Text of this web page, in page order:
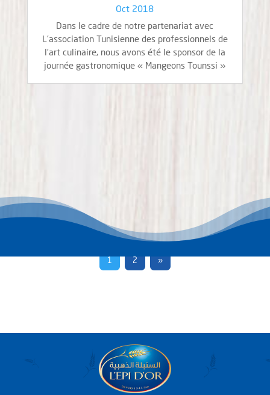
Oct 2018
Dans le cadre de notre partenariat avec
L’association Tunisienne des professionnels de
l’art culinaire, nous avons été le sponsor de la
journée gastronomique « Mangeons Tounssi »
1 2 »